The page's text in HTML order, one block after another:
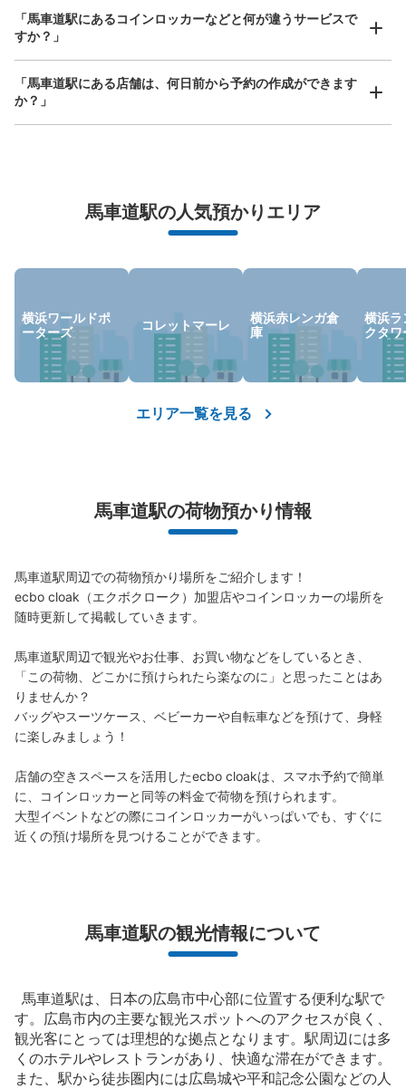
桜木町クロスゲートにあるワシントンホテ
ルラウンジ入り口コインロッカー
JR桜木町駅駅から徒歩3分
本日の営業時間
保管できる荷物数
4 / ¥500中 3 / ¥400 :10/ ¥200
桜木町駅西口改札前コインロッカー5号機
本日の営業時間:04:00 〜 00:45
桜木町駅西口改札を出てすぐ目の前のロッカーの看板があ
るところに設置されております。
保管できる荷物数
大:10/ ¥700中 :10/ ¥500小:11/ ¥400
桜木町駅西口改札前3号機コインロッカー
JR桜木町駅駅から徒歩分
本日の営業時間:04:00〜00:45
桜木町駅西口改札を出てすぐ目の前のロッカーの看板があ
るところに設置されております。
荷物の破損、盗難等万が一に備えた保証も完備で安心
「馬車道駅にあるコインロッカーなどと何が違うサービスで
すか？」
「馬車道駅にある店舗は、何日前から予約の作成ができます
か？」
馬車道駅の人気預かりエリア
横浜ワールドポ
ーターズ
コレットマーレ
横浜赤レンガ倉
庫
横浜ラ
クタワ
エリア一覧を見る
馬車道駅の荷物預かり情報
馬車道駅周辺での荷物預かり場所をご紹介します！
ecbo cloak（エクボクローク）加盟店やコインロッカーの場所を
随時更新して掲載していきます。
馬車道駅周辺で観光やお仕事、お買い物などをしているとき、
「この荷物、どこかに預けられたら楽なのに」と思ったことはあ
りませんか？
バッグやスーツケース、ベビーカーや自転車などを預けて、身軽
に楽しみましょう！
店舗の空きスペースを活用したecbo cloakは、スマホ予約で簡単
に、コインロッカーと同等の料金で荷物を預けられます。
大型イベントなどの際にコインロッカーがいっぱいでも、すぐに
近くの預け場所を見つけることができます。
馬車道駅の観光情報について
馬車道駅は、日本の広島市中心部に位置する便利な駅で
す。広島市内の主要な観光スポットへのアクセスが良く、
観光客にとっては理想的な拠点となります。駅周辺には多
くのホテルやレストランがあり、快適な滞在ができます。
また、駅から徒歩圏内には広島城や平和記念公園などの人